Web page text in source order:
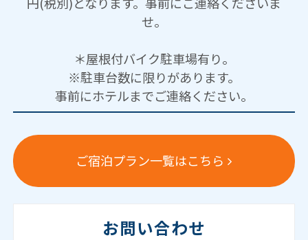
せ。
＊屋根付バイク駐車場有り。
※駐車台数に限りがあります。
事前にホテルまでご連絡ください。
ご宿泊プラン一覧はこちら
お問い合わせ